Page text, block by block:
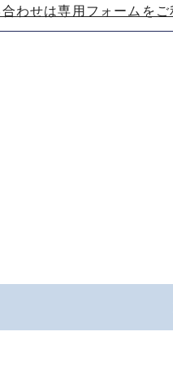
わせは専用フォームをご